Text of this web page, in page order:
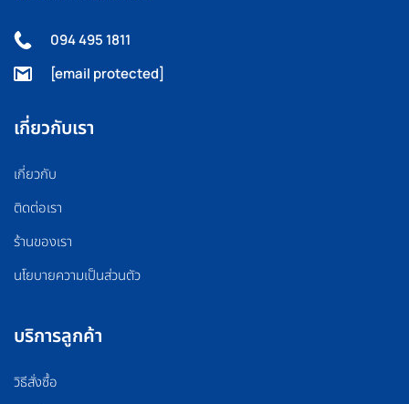
094 495 1811
[email protected]
เกี่ยวกับเรา
เกี่ยวกับ
ติดต่อเรา
ร้านของเรา
นโยบายความเป็นส่วนตัว
บริการลูกค้า
วิธีสั่งซื้อ